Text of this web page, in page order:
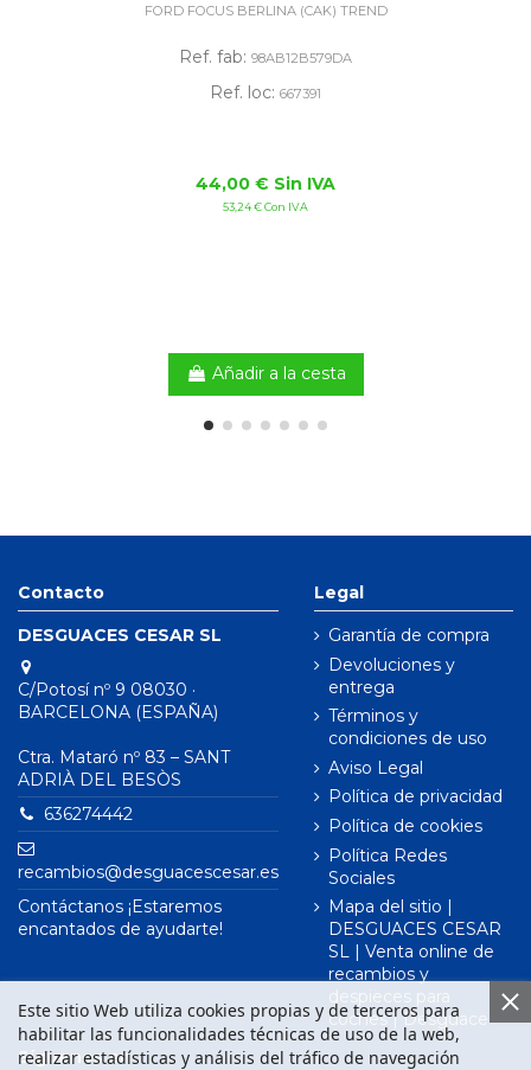
FORD FOCUS BERLINA (CAK) TREND
Ref. fab: 98AB12B579DA
Ref. loc: 667391
44,00 € Sin IVA
53,24 € Con IVA
Añadir a la cesta
Contacto
DESGUACES CESAR SL
C/Potosí nº 9 08030 ·
BARCELONA (ESPAÑA)
Ctra. Mataró nº 83 – SANT
ADRIÀ DEL BESÒS
636274442
recambios@desguacescesar.es
Contáctanos ¡Estaremos
encantados de ayudarte!
Legal
Garantía de compra
Devoluciones y
entrega
Términos y
condiciones de uso
Aviso Legal
Política de privacidad
Política de cookies
Política Redes
Sociales
Mapa del sitio |
DESGUACES CESAR
SL | Venta online de
recambios y
despieces para
coches | Desguace
Este sitio Web utiliza cookies propias y de terceros para
habilitar las funcionalidades técnicas de uso de la web,
realizar estadísticas y análisis del tráfico de navegación
Síguenos en